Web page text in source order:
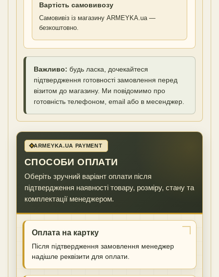
Вартість самовивозу
Самовивіз із магазину ARMEYKA.ua —
безкоштовно.
Важливо: будь ласка, дочекайтеся
підтвердження готовності замовлення перед
візитом до магазину. Ми повідомимо про
готовність телефоном, email або в месенджер.
ARMEYKA.UA PAYMENT
СПОСОБИ ОПЛАТИ
Оберіть зручний варіант оплати після
підтвердження наявності товару, розміру, стану та
комплектації менеджером.
Оплата на картку
Після підтвердження замовлення менеджер
надішле реквізити для оплати.